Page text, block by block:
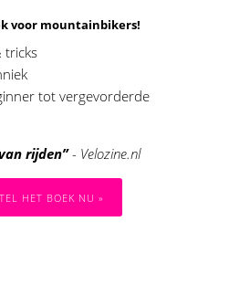
voor mountainbikers!
tricks
tot vergevorderde
rijden”- Velozine.nl
HET BOEK NU »